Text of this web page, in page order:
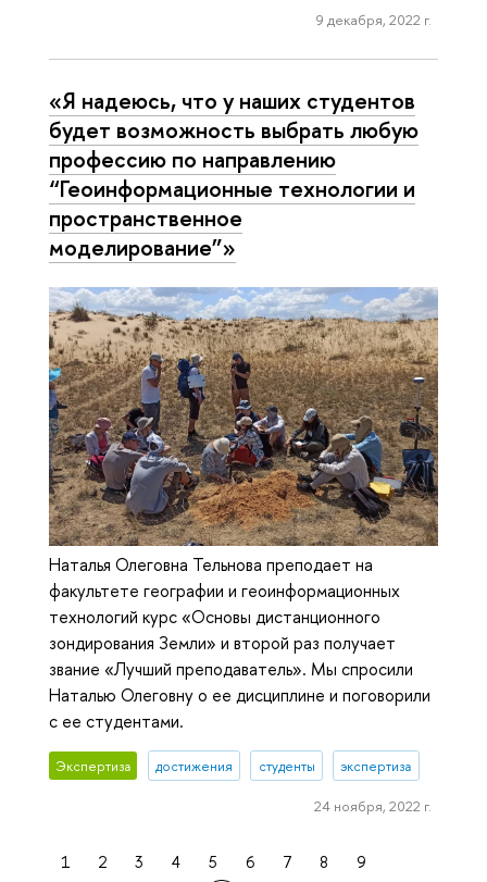
9 декабря, 2022 г.
«Я надеюсь, что у наших студентов
будет возможность выбрать любую
профессию по направлению
“Геоинформационные технологии и
пространственное
моделирование”»
Наталья Олеговна Тельнова преподает на
факультете географии и геоинформационных
технологий курс «Основы дистанционного
зондирования Земли» и второй раз получает
звание «Лучший преподаватель». Мы спросили
Наталью Олеговну о ее дисциплине и поговорили
с ее студентами.
Экспертиза достижения студенты экспертиза
24 ноября, 2022 г.
1 2 3 4 5 6 7 8
9